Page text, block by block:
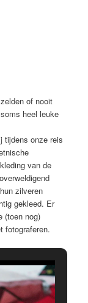
of nooit
heel leuke
tijdens onze reis
van de
zilveren
gekleed. Er
(toen nog)
fotograferen.